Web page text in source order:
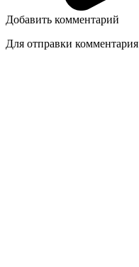
Добавить комментарий
Для отправки